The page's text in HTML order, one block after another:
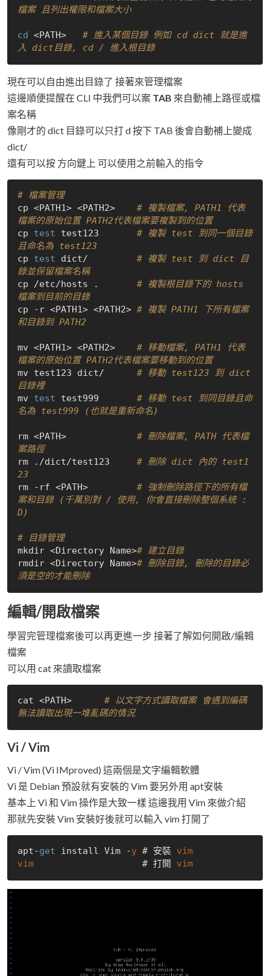
檔案 且列出權限和檔案大小
cd <PATH> # 進入某個目錄 例如 cd dict 就是進
入 dict目錄, cd / 進入根目錄
現在可以自由進出目錄了 接著來管理檔案
這邊順便提醒在 CLI 中我們可以案 TAB 來自動補上路徑或檔
案名稱
像剛才的 dict 目錄可以只打 d 按下 TAB 後會自動補上變成
dict/
還有可以按 方向鍵上 可以使用之前輸入的指令
# 檔案管理
cp <PATH1> <PATH2> # 複製檔案, PATH1 代表
檔案的原始位置 PATH2代表檔案要複製到的位置
cp test test123 # 複製 test 到同一個目錄
且命名為 test123
cp test dict/ # 複製 test 到 dict 目
錄並保留檔案名稱
cp /etc/hosts . # 複製根目錄下的 hosts
檔案到目前的目錄
cp -r <PATH1> <PATH2> # 複製 PATH1 下所有檔案
和目錄到 PATH2
mv <PATH1> <PATH2> # 移動檔案, PATH1 代表
檔案的原始位置 PATH2代表檔案要移動到的位置
mv test123 dict/ # 移動 test123 到 dict
目錄裡
mv test test999 # 移動 test 到同目錄且命
名為 test999 (也就是重新命名)
rm <PATH> # 刪除檔案, PATH 代表檔
案路徑
rm ./dict/test123 # 刪除 dict 內的 test1
23
rm -rf <PATH> # 強制刪除路徑下的所有檔
案和目錄 (千萬別對 / 使用, 你會直接刪除整個系統 :
D)
# 目錄管理
mkdir <Directory Name># 建立目錄
rmdir <Directory Name># 刪除目錄, 刪除的目錄必
須是空的才能刪除
編輯/開啟檔案
學習完管理檔案後可以再更進一步 接著了解如何開啟/編輯
檔案
可以用 cat 來讀取檔案
cat <PATH> # 以文字方式讀取檔案 會遇到編碼
無法讀取出現一堆亂碼的情況
Vi / Vim
Vi / Vim (Vi IMproved) 這兩個是文字編輯軟體
Vi 是 Debian 預設就有安裝的 Vim 要另外用 apt安裝
基本上 Vi 和 Vim 操作是大致一樣 這邊我用 Vim 來做介紹
那就先安裝 Vim 安裝好後就可以輸入 vim 打開了
apt-get install Vim -y # 安裝 vim
vim
                    # 打開
vim